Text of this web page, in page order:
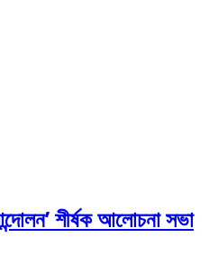
শীর্ষক আলোচনা সভা